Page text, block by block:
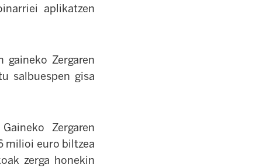
aplikatzen
gaineko Zergaren
salbuespen gisa
Zergaren
milioi euro biltzea
zerga honekin